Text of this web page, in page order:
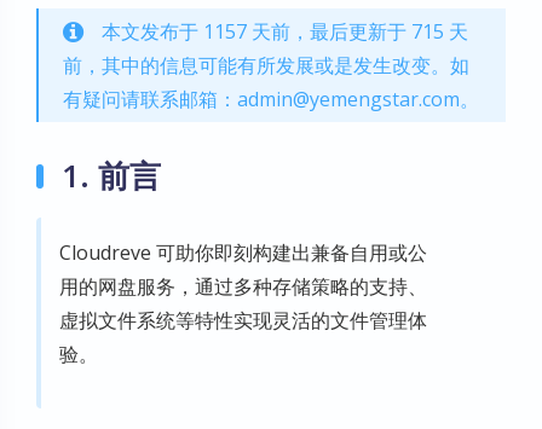
本文发布于 1157 天前，最后更新于 715 天
前，其中的信息可能有所发展或是发生改变。如
有疑问请联系邮箱：admin@yemengstar.com。
1. 前言
Cloudreve 可助你即刻构建出兼备自用或公
用的网盘服务，通过多种存储策略的支持、
虚拟文件系统等特性实现灵活的文件管理体
验。